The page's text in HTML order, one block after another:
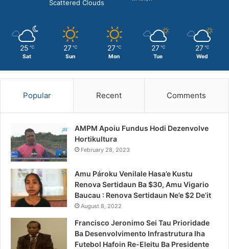
Scattered Clouds
25 ℃
Sat
27 ℃
Sun
27 ℃
Mon
27 ℃
Tue
27 ℃
Wed
Popular Recent Comments
AMPM Apoiu Fundus Hodi Dezenvolve
Hortikultura
February 28, 2023
Amu Pároku Venilale Hasa’e Kustu
Renova Sertidaun Ba $30, Amu Vigario
Baucau : Renova Sertidaun Ne’e $2 De’it
August 8, 2022
Francisco Jeronimo Sei Tau Prioridade
Ba Desenvolvimento Infrastrutura Iha
Futebol Hafoin Re-Eleitu Ba Presidente